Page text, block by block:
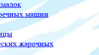
машин
жарочных